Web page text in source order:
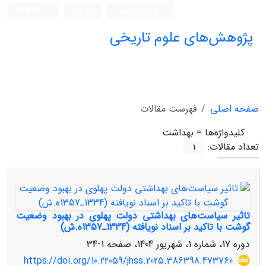
پژوهش‌های علوم تاریخی
صفحه اصلی
فهرست مقالات
کلیدواژه‌ها = بهداشت
تعداد مقالات:
1
تاثیر سیاست‌های بهداشتی دولت پهلوی در بهبود وضعیت
گوشت با تاکید بر اسناد نویافته (1334ـ1357ه.ش)
دوره 17، شماره 1، شهریور 1404، صفحه
1-34
https://doi.org/10.22059/jhss.2025.386398.473760